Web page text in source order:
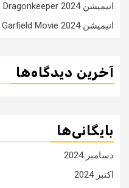
انیمیشن Dragonkeeper 2024 نگهبان اژدها
انیمیشن The Garfield Movie 2024 گارفیلد
آخرین دیدگاه‌ها
بایگانی‌ها
دسامبر 2024
اکتبر 2024